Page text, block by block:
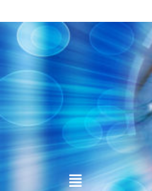
to
contentvinivida.lk